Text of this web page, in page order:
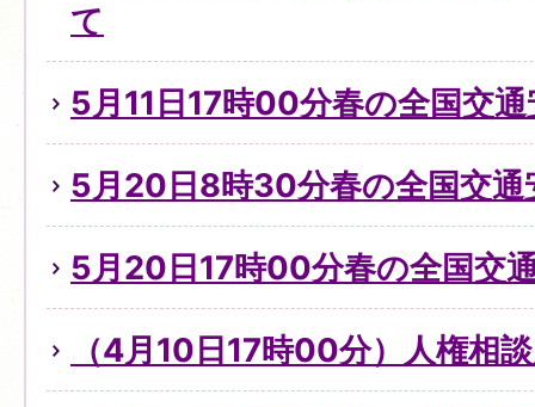
て
5月11日17時00分春の全国交
5月20日8時30分春の全国交通
5月20日17時00分春の全国交
（4月10日17時00分）人権相